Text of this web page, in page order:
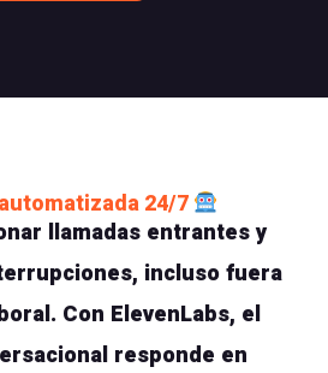
24/7
llamadas entrantes y
incluso fuera
Con ElevenLabs, el
responde en